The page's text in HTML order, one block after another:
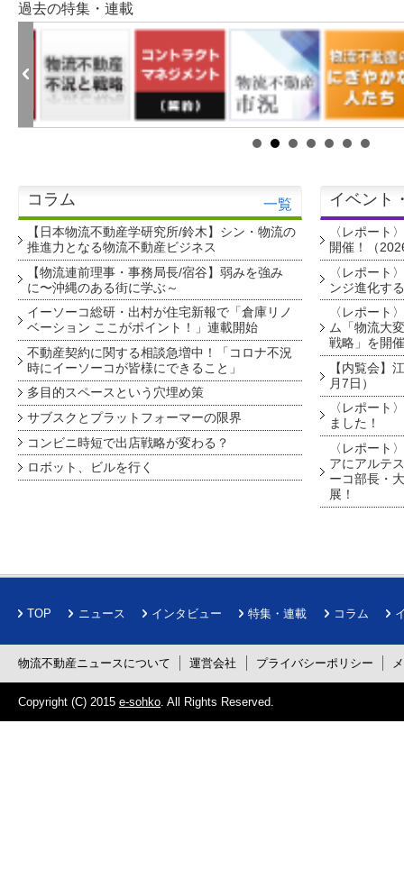
過去の特集・連載
コラム 一覧
【日本物流不動産学研究所/鈴木】シン・物流の
推進力となる物流不動産ビジネス
【物流連前理事・事務局長/宿谷】弱みを強み
に〜沖縄のある街に学ぶ～
イーソーコ総研・出村が住宅新報で「倉庫リノ
ベーション ここがポイント！」連載開始
不動産契約に関する相談急増中！「コロナ不況
時にイーソーコが皆様にできること」
多目的スペースという穴埋め策
サブスクとプラットフォーマーの限界
コンビニ時短で出店戦略が変わる？
ロボット、ビルを行く
イベント
〈レポート
開催！（
〈レポート
ンジ進化す
〈レポート
ム「物流大
戦略」を開
【内覧会】
月7日）
〈レポート
ました！
〈レポート
アにアルテ
ーコ部長・
展！
TOP ニュース インタビュー 特集・連載 コラム
物流不動産ニュースについて 運営会社 プライバシーポリシー
Copyright (C) 2015 e-sohko. All Rights Reserved.